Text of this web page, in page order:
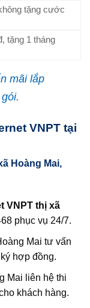
tặng cước
tặng 1 tháng
mãi lắp
VNPT tại
Hoàng Mai,
VNPT thị xã
phục vụ 24/7.
Mai tư vấn
hợp đồng.
Mai liên hệ thi
khách hàng.